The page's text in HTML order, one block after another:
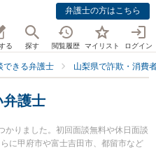
弁護士の方はこちら
る 探す 閲覧履歴 マイリスト ログイン
できる弁護士 山梨県で詐欺・消費
弁護士
かりました。初回面談無料や休日面談
に甲府市や富士吉田市、都留市など